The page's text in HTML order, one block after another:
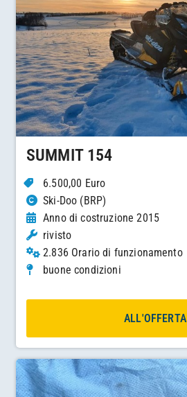
SUMMIT 154
6.500,00 Euro
Ski-Doo (BRP)
Anno di costruzione 2015
rivisto
2.836 Orario di funzionamento
buone condizioni
ALL'OFFERTA